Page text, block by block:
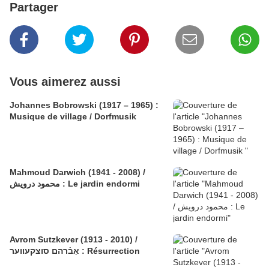
Partager
Vous aimerez aussi
Johannes Bobrowski (1917 – 1965) :
Musique de village / Dorfmusik
Mahmoud Darwich (1941 - 2008) /
محمود درويش : Le jardin endormi
Avrom Sutzkever (1913 - 2010) /
אַבֿרהם סוצקעווער : Résurrection